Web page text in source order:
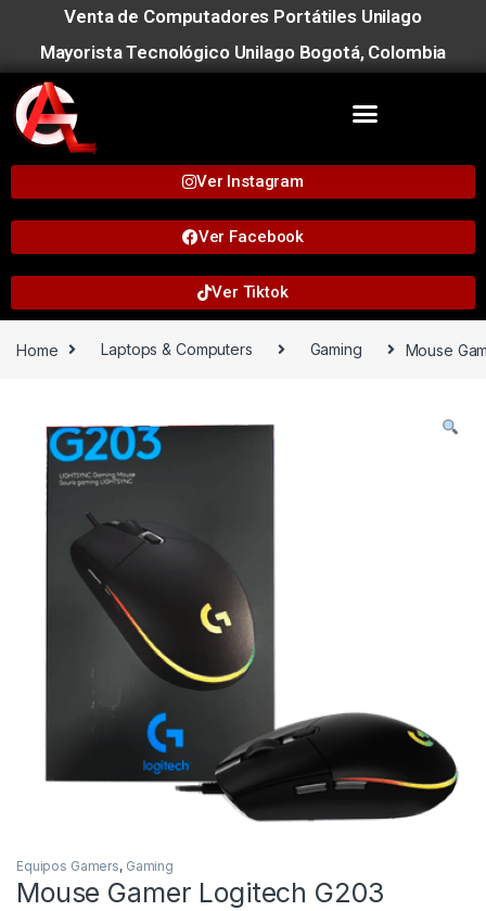
Venta de Computadores Portátiles Unilago
Mayorista Tecnológico Unilago Bogotá, Colombia
Ver Instagram
Ver Facebook
Ver Tiktok
Home Laptops & Computers Gaming Mouse
Equipos Gamers, Gaming
Mouse Gamer Logitech G203